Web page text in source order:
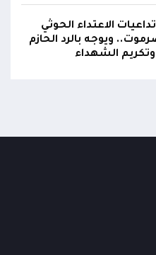
الاعتداء الحوثي
ويوجه بالرد الحازم
وتكريم الشهداء